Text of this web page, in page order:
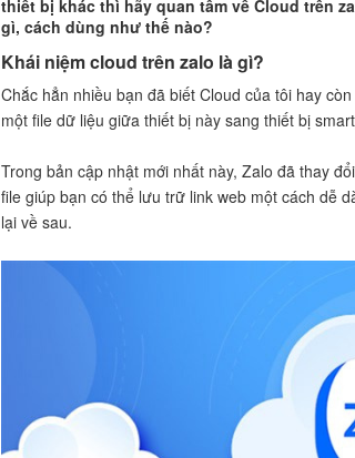
thiết bị khác thì hãy quan tâm về Cloud trên
gì, cách dùng như thế nào?
Khái niệm cloud trên zalo là gì?
Chắc hẳn nhiều bạn đã biết Cloud của tôi hay
một file dữ liệu giữa thiết bị này sang thiết bị
Trong bản cập nhật mới nhất này, Zalo đã thay
file giúp bạn có thể lưu trữ link web một cách dễ
lại về sau.